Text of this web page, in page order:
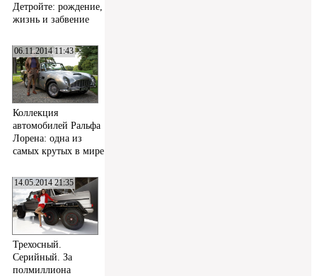
Детройте: рождение,
жизнь и забвение
06.11.2014 11:43
Коллекция
автомобилей Ральфа
Лорена: одна из
самых крутых в мире
14.05.2014 21:35
Трехосный.
Серийный. За
полмиллиона